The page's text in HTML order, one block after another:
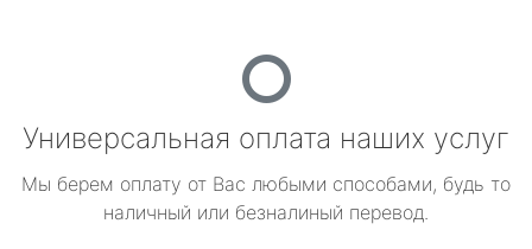
Универсальная оплата наших услуг
Мы берем оплату от Вас любыми способами, будь то
наличный или безналиный перевод.